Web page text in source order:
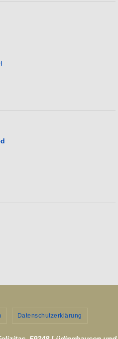
Datenschutzerklärung